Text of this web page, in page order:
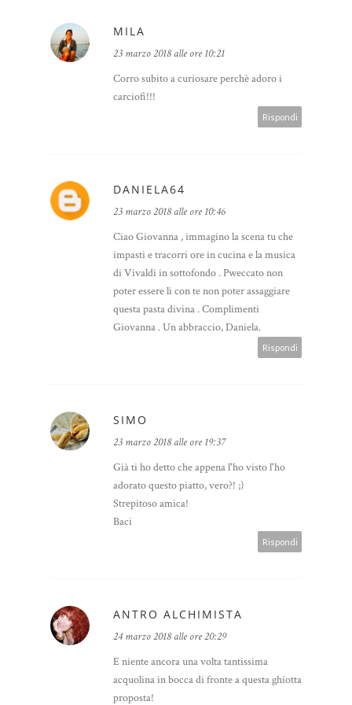
MILA
23 marzo 2018 alle ore 10:21
Corro subito a curiosare perchè adoro i
carciofi!!!
Rispondi
DANIELA64
23 marzo 2018 alle ore 10:46
Ciao Giovanna , immagino la scena tu che
impasti e tracorri ore in cucina e la musica
di Vivaldi in sottofondo . Pweccato non
poter essere li con te non poter assaggiare
questa pasta divina . Complimenti
Giovanna . Un abbraccio, Daniela.
Rispondi
SIMO
23 marzo 2018 alle ore 19:37
Già ti ho detto che appena l'ho visto l'ho
adorato questo piatto, vero?! ;)
Strepitoso amica!
Baci
Rispondi
ANTRO ALCHIMISTA
24 marzo 2018 alle ore 20:29
E niente ancora una volta tantissima
acquolina in bocca di fronte a questa ghiotta
proposta!